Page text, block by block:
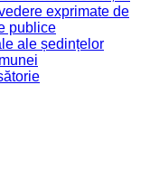
exprimate de
publice
ale ședințelor